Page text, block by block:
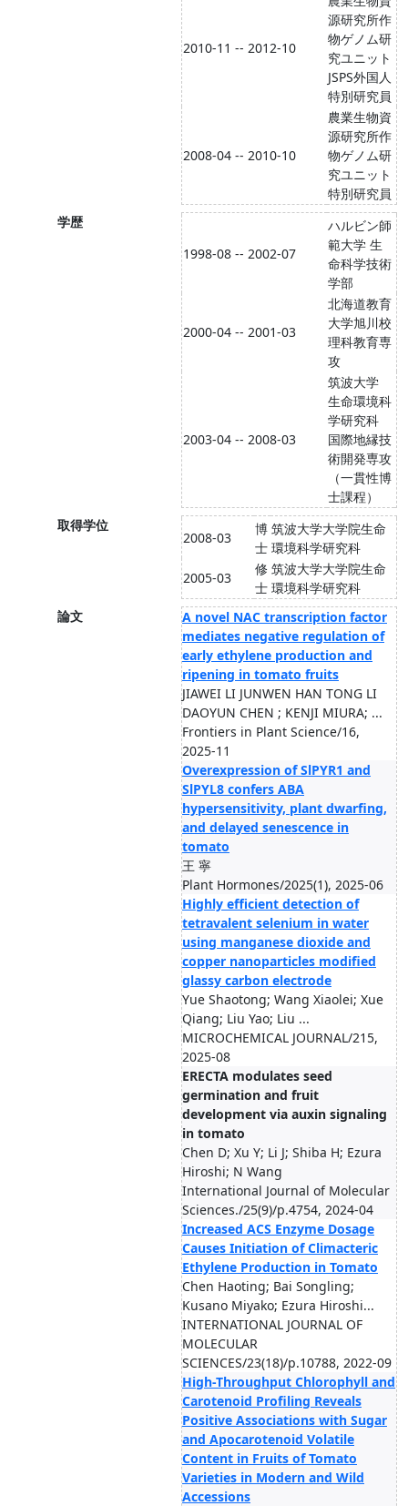
2010-11 -- 2012-10
源研究所作
物ゲノム研
究ユニット
JSPS外国人
特別研究員
2008-04 -- 2010-10
農業生物資
源研究所作
物ゲノム研
究ユニット
特別研究員
学歴
1998-08 -- 2002-07
ハルビン師
範大学 生
命科学技術
学部
2000-04 -- 2001-03
北海道教育
大学旭川校
理科教育専
攻
2003-04 -- 2008-03
筑波大学
生命環境科
学研究科
国際地縁技
術開発専攻
（一貫性博
士課程）
取得学位
2008-03
博
士
筑波大学大学院生命
環境科学研究科
2005-03
修
士
筑波大学大学院生命
環境科学研究科
論文
A novel NAC transcription factor
mediates negative regulation of
early ethylene production and
ripening in tomato fruits
JIAWEI LI JUNWEN HAN TONG LI
DAOYUN CHEN ; KENJI MIURA; ...
Frontiers in Plant Science/16,
2025-11
Overexpression of SlPYR1 and
SlPYL8 confers ABA
hypersensitivity, plant dwarfing,
and delayed senescence in
tomato
王 寧
Plant Hormones/2025(1), 2025-06
Highly efficient detection of
tetravalent selenium in water
using manganese dioxide and
copper nanoparticles modified
glassy carbon electrode
Yue Shaotong; Wang Xiaolei; Xue
Qiang; Liu Yao; Liu ...
MICROCHEMICAL JOURNAL/215,
2025-08
ERECTA modulates seed
germination and fruit
development via auxin signaling
in tomato
Chen D; Xu Y; Li J; Shiba H; Ezura
Hiroshi; N Wang
International Journal of Molecular
Sciences./25(9)/p.4754, 2024-04
Increased ACS Enzyme Dosage
Causes Initiation of Climacteric
Ethylene Production in Tomato
Chen Haoting; Bai Songling;
Kusano Miyako; Ezura Hiroshi...
INTERNATIONAL JOURNAL OF
MOLECULAR
SCIENCES/23(18)/p.10788, 2022-09
High-Throughput Chlorophyll and
Carotenoid Profiling Reveals
Positive Associations with Sugar
and Apocarotenoid Volatile
Content in Fruits of Tomato
Varieties in Modern and Wild
Accessions